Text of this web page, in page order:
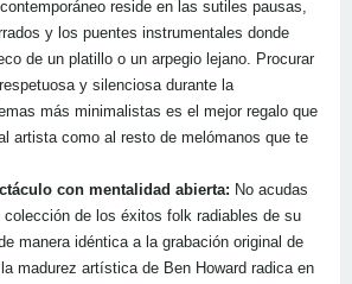
reside en las sutiles pausas,
y los puentes instrumentales donde
de un platillo o un arpegio lejano. Procurar
y silenciosa durante la
más minimalistas es el mejor regalo que
artista como al resto de melómanos que te
con mentalidad abierta: No acudas
colección de los éxitos folk radiables de su
manera idéntica a la grabación original de
madurez artística de Ben Howard radica en